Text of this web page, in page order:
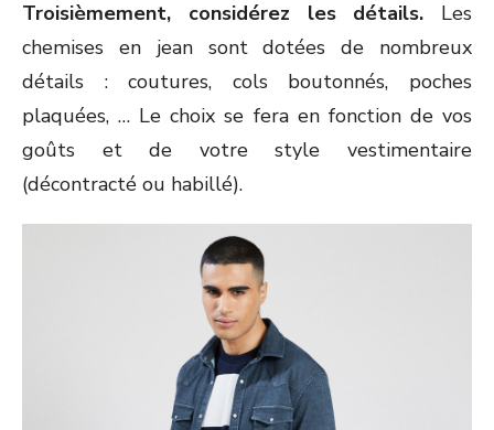
Troisièmement, considérez les détails. Les
chemises en jean sont dotées de nombreux
détails : coutures, cols boutonnés, poches
plaquées, … Le choix se fera en fonction de vos
goûts et de votre style vestimentaire
(décontracté ou habillé).